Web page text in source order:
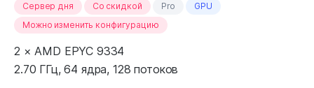
Сервер дня Cо скидкой Pro
GPU
Можно изменить конфигурацию
2 × AMD EPYC 9334
2.70 ГГц, 64 ядра, 128 потоков